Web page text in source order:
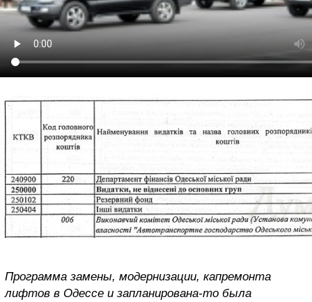
Программа замены, модернизации, капремонта
лифтов в Одессе и запланирована-то была